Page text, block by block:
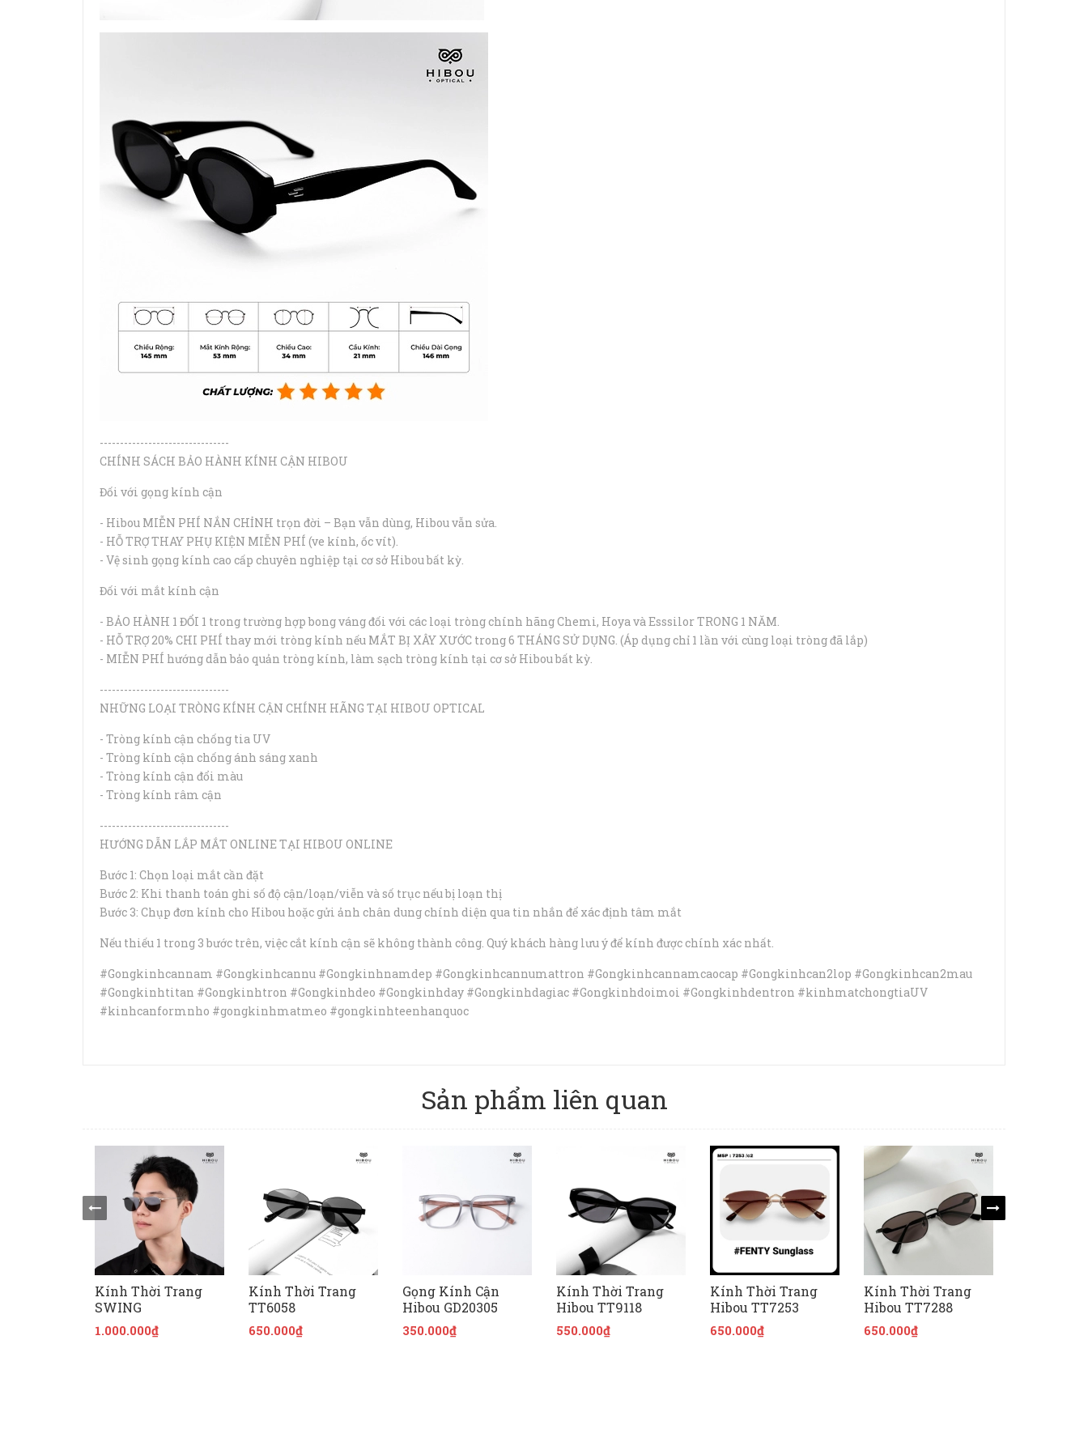
--------------------------------
CHÍNH SÁCH BẢO HÀNH KÍNH CẬN HIBOU
Đối với gọng kính cận
- Hibou MIỄN PHÍ NẮN CHỈNH trọn đời – Bạn vẫn dùng, Hibou vẫn sửa.
- HỖ TRỢ THAY PHỤ KIỆN MIỄN PHÍ (ve kính, ốc vít).
- Vệ sinh gọng kính cao cấp chuyên nghiệp tại cơ sở Hibou bất kỳ.
Đối với mắt kính cận
- BẢO HÀNH 1 ĐỔI 1 trong trường hợp bong váng đối với các loại tròng chính hãng Chemi, Hoya và Esssilor TRONG 1 NĂM.
- HỖ TRỢ 20% CHI PHÍ thay mới tròng kính nếu MẮT BỊ XÂY XƯỚC trong 6 THÁNG SỬ DỤNG. (Áp dụng chỉ 1 lần với cùng loại tròng đã lắp)
- MIỄN PHÍ hướng dẫn bảo quản tròng kính, làm sạch tròng kính tại cơ sở Hibou bất kỳ.
--------------------------------
NHỮNG LOẠI TRÒNG KÍNH CẬN CHÍNH HÃNG TẠI HIBOU OPTICAL
- Tròng kính cận chống tia UV
- Tròng kính cận chống ánh sáng xanh
- Tròng kính cận đổi màu
- Tròng kính râm cận
--------------------------------
HƯỚNG DẪN LẮP MẮT ONLINE TẠI HIBOU ONLINE
Bước 1: Chọn loại mắt cần đặt
Bước 2: Khi thanh toán ghi số độ cận/loạn/viễn và số trục nếu bị loạn thị
Bước 3: Chụp đơn kính cho Hibou hoặc gửi ảnh chân dung chính diện qua tin nhắn để xác định tâm mắt
Nếu thiếu 1 trong 3 bước trên, việc cắt kính cận sẽ không thành công. Quý khách hàng lưu ý để kính được chính xác nhất.
#Gongkinhcannam #Gongkinhcannu #Gongkinhnamdep #Gongkinhcannumattron #Gongkinhcannamcaocap #Gongkinhcan2lop #Gongkinhcan2mau
#Gongkinhtitan #Gongkinhtron #Gongkinhdeo #Gongkinhday #Gongkinhdagiac #Gongkinhdoimoi #Gongkinhdentron #kinhmatchongtiaUV
#kinhcanformnho #gongkinhmatmeo #gongkinhteenhanquoc
Sản phẩm liên quan
Kính Thời Trang
SWING
1.000.000₫
Kính Thời Trang
TT6058
650.000₫
Gọng Kính Cận
Hibou GD20305
350.000₫
Kính Thời Trang
Hibou TT9118
550.000₫
Kính Thời Trang
Hibou TT7253
650.000₫
Kính Thời Trang
Hibou TT7288
650.000₫